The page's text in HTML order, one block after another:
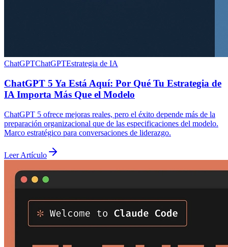
ChatGPTChatGPTEstrategia de IA
ChatGPT 5 Ya Está Aquí: Por Qué Tu Estrategia de
IA Importa Más Que el Modelo
ChatGPT 5 ofrece mejoras reales, pero el éxito depende más de la
preparación organizacional que de las especificaciones del modelo.
Marco estratégico para conversaciones de liderazgo.
Leer Artículo